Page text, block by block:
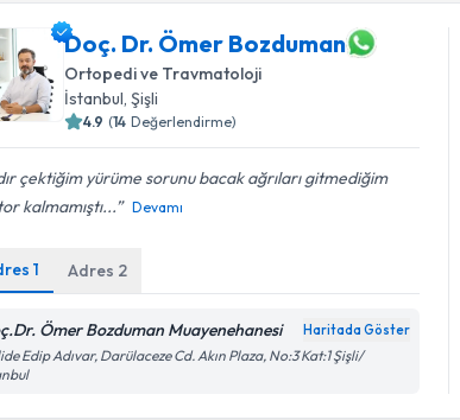
Doç. Dr. Ömer Bozduman
Ortopedi ve Travmatoloji
İstanbul, Şişli
4.9 (14 Değerlendirme)
çektiğim yürüme sorunu bacak ağrıları gitmediğim
kalmamıştı...
Devamı
1 Adres 2
Ömer Bozduman Muayenehanesi Haritada Göster
Edip Adıvar, Darülaceze Cd. Akın Plaza, No:3 Kat:1 Şişli/